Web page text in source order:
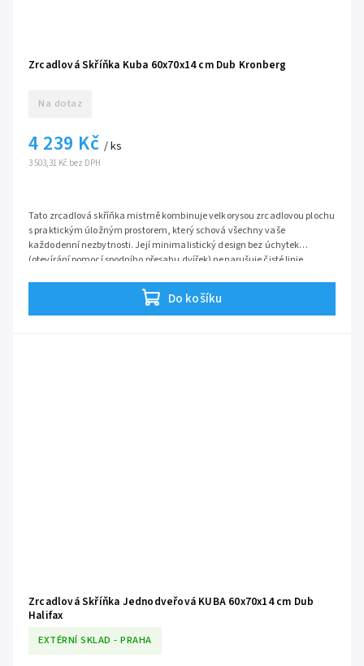
Zrcadlová Skříňka Kuba 60x70x14 cm Dub Kronberg
Na dotaz
3 503,31 Kč bez DPH
4 239 Kč / ks
Do košíku
Tato zrcadlová skříňka mistrně kombinuje velkorysou zrcadlovou plochu
s praktickým úložným prostorem, který schová všechny vaše
každodenní nezbytnosti. Její minimalistický design bez úchytek
(otevírání pomocí spodního přesahu dvířek) nenarušuje čisté linie
Velkou výhodou je, že dvířka při otevření
což z ní dělá ideální řešení i do rohů nebo výklenků. Skříňka je vybavena
systémemSoft-closepro tiché dovírání a dorazí k vám jižkompletně
Zrcadlová Skříňka Jednodveřová KUBA 60x70x14 cm Dub
Halifax
EXTÉRNÍ SKLAD - PRAHA